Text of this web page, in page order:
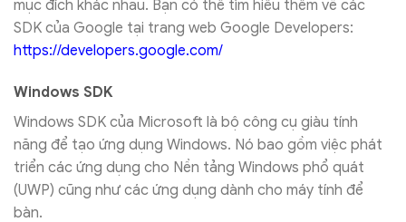
mục đích khác nhau. Bạn có thể tìm hiểu thêm về các
SDK của Google tại trang web Google Developers:
https://developers.google.com/
Windows SDK
Windows SDK của Microsoft là bộ công cụ giàu tính
năng để tạo ứng dụng Windows. Nó bao gồm việc phát
triển các ứng dụng cho Nền tảng Windows phổ quát
(UWP) cũng như các ứng dụng dành cho máy tính để
bàn.